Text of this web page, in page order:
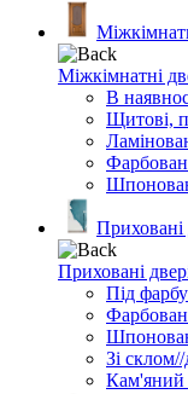
Міжкімнатні
В
Щитові,
Приховані
Приховані
Під
Зі